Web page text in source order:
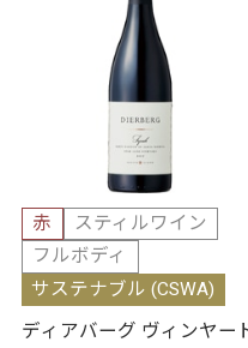
赤
スティルワイン
フルボディ
サステナブル (CSWA)
ディアバーグ ヴィンヤー